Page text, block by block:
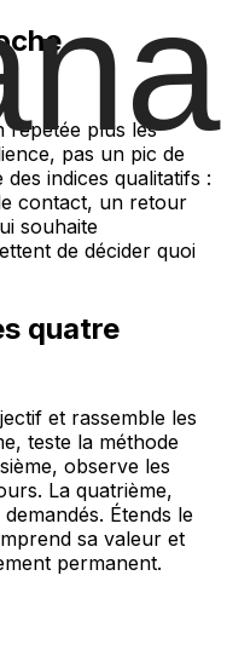
répétée plus les
pas un pic de
indices qualitatifs :
contact, un retour
souhaite
de décider quoi
quatre
et rassemble les
teste la méthode
observe les
La quatrième,
Étends le
sa valeur et
permanent.